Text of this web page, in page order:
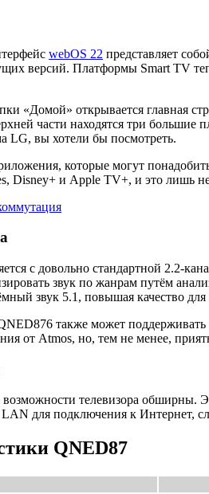
webOS 22 представляет
версий. Платформы Smart TV
«Домой» открывается главная
части находятся три большие
LG, вы хотели бы посмотреть.
которые могут
Disney+ и Apple TV+, и это лишь
с довольно стандартной 2.2-
звук по жанрам путём
звук 5.1, повышая качество
также может
от Atmos, но, тем не менее,
телевизора обширны.
для подключения к Интернет,
QNED87